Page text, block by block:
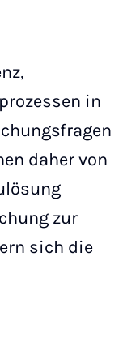
in
daher von
zur
sich die